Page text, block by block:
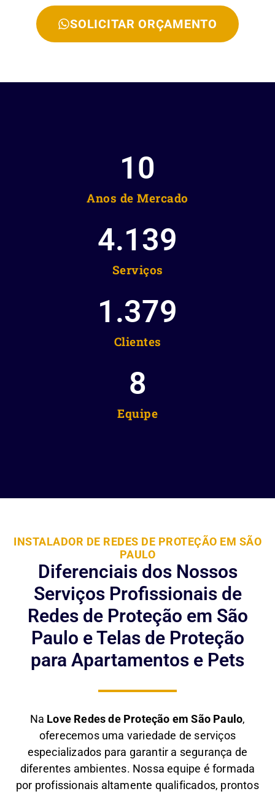
SOLICITAR ORÇAMENTO
Anos de Mercado
10
Serviços
4.139
Clientes
1.379
Equipe
8
INSTALADOR DE REDES DE PROTEÇÃO EM SÃO
PAULO
Diferenciais dos Nossos
Serviços Profissionais de
Redes de Proteção em São
Paulo e Telas de Proteção
para Apartamentos e Pets
Na Love Redes de Proteção em São Paulo,
oferecemos uma variedade de serviços
especializados para garantir a segurança de
diferentes ambientes. Nossa equipe é formada
por profissionais altamente qualificados, prontos